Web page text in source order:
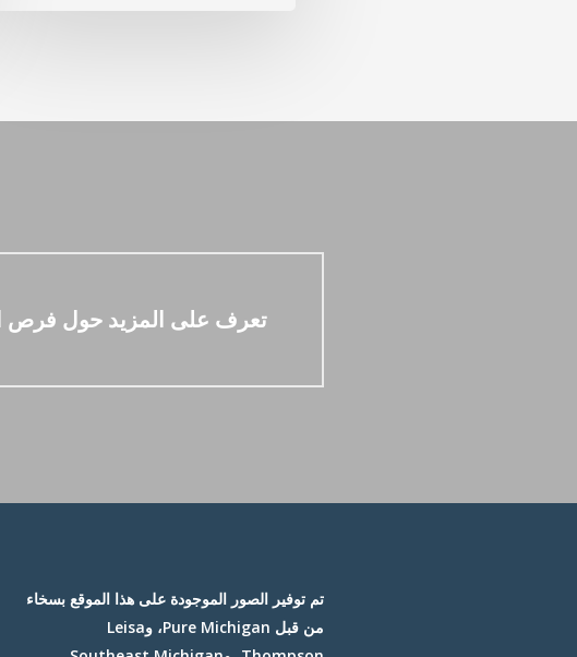
تعرف على المزيد حول فرص
تم توفير الصور الموجودة على هذا الموقع بسخاء
من قبل Pure Michigan، وLeisa